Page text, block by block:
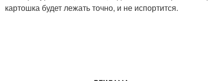
картошка будет лежать точно, и не испортится.